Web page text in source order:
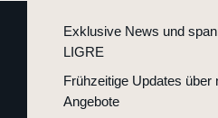
Exklusive News und
LIGRE
Frühzeitige Updates über
Angebote